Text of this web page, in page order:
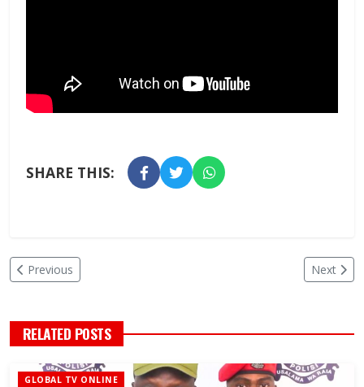
SHARE THIS:
Previous Next
RELATED POSTS
GLOBAL TV ONLINE